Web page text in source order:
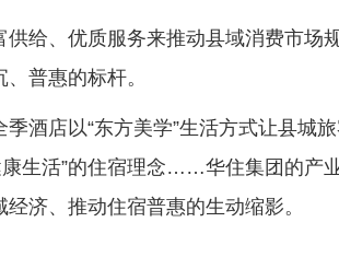
给、优质服务来推动县域消费市场
普惠的标杆。
店以“东方美学”生活方式让县城
康生活”的住宿理念……华住集团的产
济、推动住宿普惠的生动缩影。